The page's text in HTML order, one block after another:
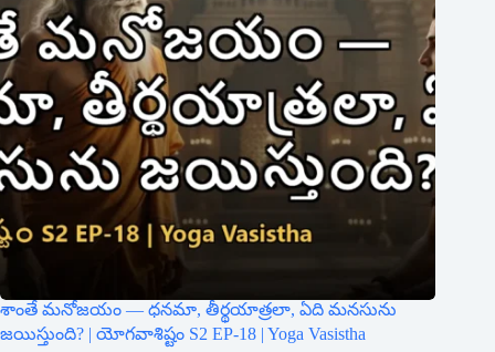
శాంతే మనోజయం — ధనమా, తీర్థయాత్రలా, ఏది మనసును
జయిస్తుంది? | యోగవాశిష్టం S2 EP-18 | Yoga Vasistha